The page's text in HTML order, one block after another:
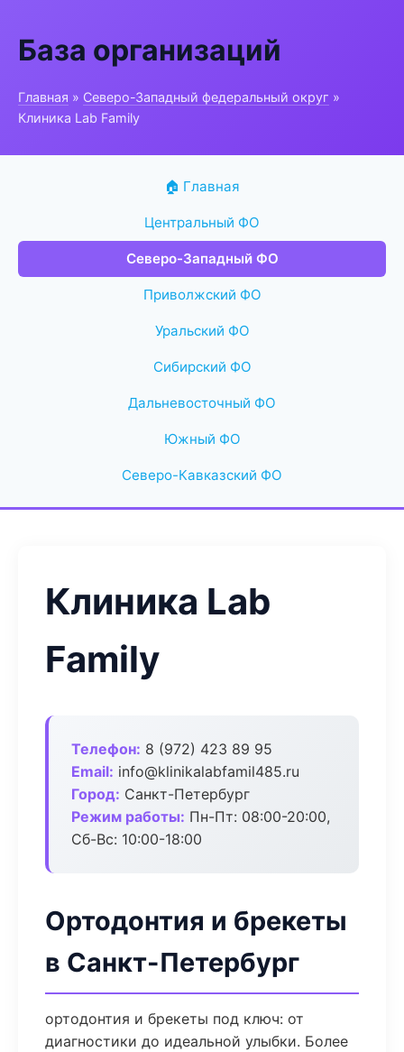
База организаций
Главная » Северо-Западный федеральный округ »
Клиника Lab Family
🏠 Главная
Центральный ФО
Северо-Западный ФО
Приволжский ФО
Уральский ФО
Сибирский ФО
Дальневосточный ФО
Южный ФО
Северо-Кавказский ФО
Клиника Lab
Family
Телефон: 8 (972) 423 89 95
Email: info@klinikalabfamil485.ru
Город: Санкт-Петербург
Режим работы: Пн-Пт: 08:00-20:00,
Сб-Вс: 10:00-18:00
Ортодонтия и брекеты
в Санкт-Петербург
ортодонтия и брекеты под ключ: от
диагностики до идеальной улыбки. Более